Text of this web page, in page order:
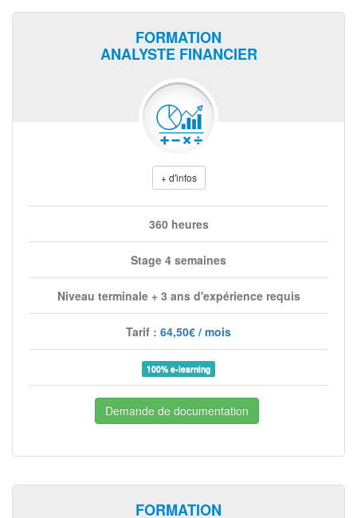
FORMATION
ANALYSTE FINANCIER
+ d'infos
360 heures
Stage 4 semaines
Niveau terminale + 3 ans d'expérience requis
Tarif : 64,50€ / mois
100% e-learning
Demande de documentation
FORMATION